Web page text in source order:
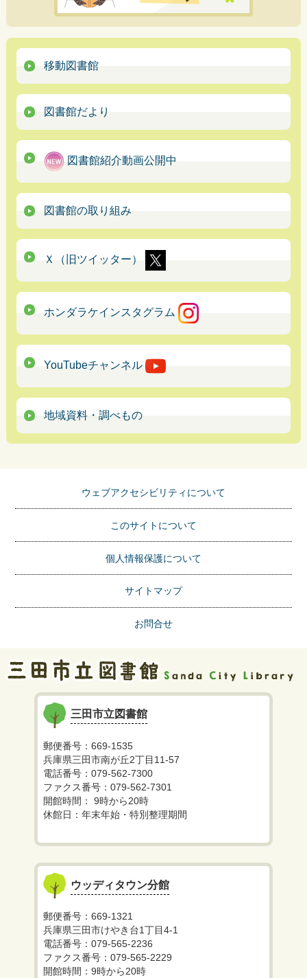
移動図書館
図書館だより
図書館紹介動画公開中
図書館の取り組み
Ｘ（旧ツイッター）
ホンダラケインスタグラム
YouTubeチャンネル
地域資料・調べもの
ウェブアクセシビリティについて
このサイトについて
個人情報保護について
サイトマップ
お問合せ
三田市立図書館
郵便番号：669-1535
兵庫県三田市南が丘2丁目11-57
電話番号：079-562-7300
ファクス番号：079-562-7301
開館時間： 9時から20時
休館日：年末年始・特別整理期間
ウッディタウン分館
郵便番号：669-1321
兵庫県三田市けやき台1丁目4-1
電話番号：079-565-2236
ファクス番号：079-565-2229
開館時間：9時から20時